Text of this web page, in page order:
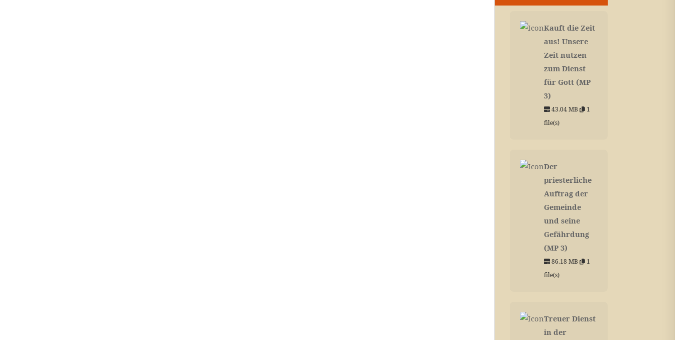
Kauft die Zeit
aus! Unsere
Zeit nutzen
zum Dienst
für Gott (MP
3)
43.04 MB
1
file(s)
Der
priesterliche
Auftrag der
Gemeinde
und seine
Gefährdung
(MP 3)
86.18 MB
1
file(s)
Treuer Dienst
in der